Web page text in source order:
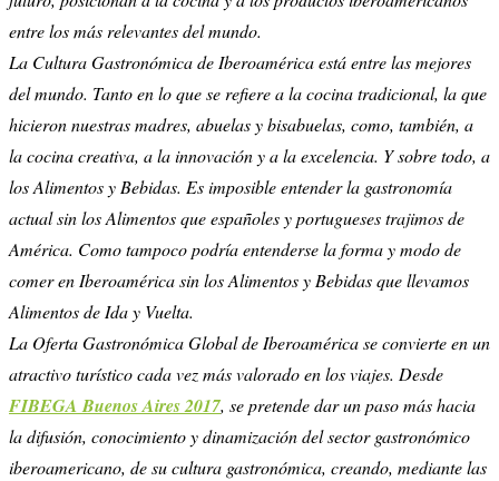
entre los más relevantes del mundo.
La Cultura Gastronómica de Iberoamérica está entre las mejores
del mundo. Tanto en lo que se refiere a la cocina tradicional, la que
hicieron nuestras madres, abuelas y bisabuelas, como, también, a
la cocina creativa, a la innovación y a la excelencia. Y sobre todo, a
los Alimentos y Bebidas. Es imposible entender la gastronomía
actual sin los Alimentos que españoles y portugueses trajimos de
América. Como tampoco podría entenderse la forma y modo de
comer en Iberoamérica sin los Alimentos y Bebidas que llevamos
Alimentos de Ida y Vuelta.
La Oferta Gastronómica Global de Iberoamérica se convierte en un
atractivo turístico cada vez más valorado en los viajes. Desde
FIBEGA Buenos Aires 2017, se pretende dar un paso más hacia
la difusión, conocimiento y dinamización del sector gastronómico
iberoamericano, de su cultura gastronómica, creando, mediante las